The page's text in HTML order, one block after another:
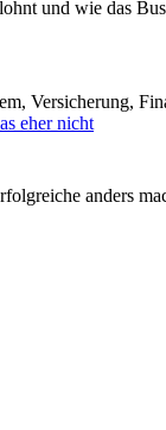
und wie das
Versicherung,
eher nicht
anders